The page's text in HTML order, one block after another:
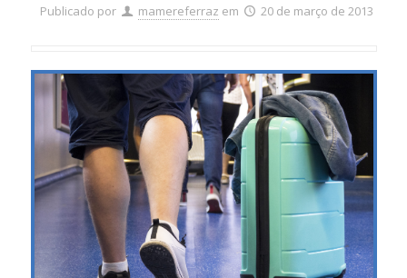
Publicado por mamereferraz em 20 de março de 2013